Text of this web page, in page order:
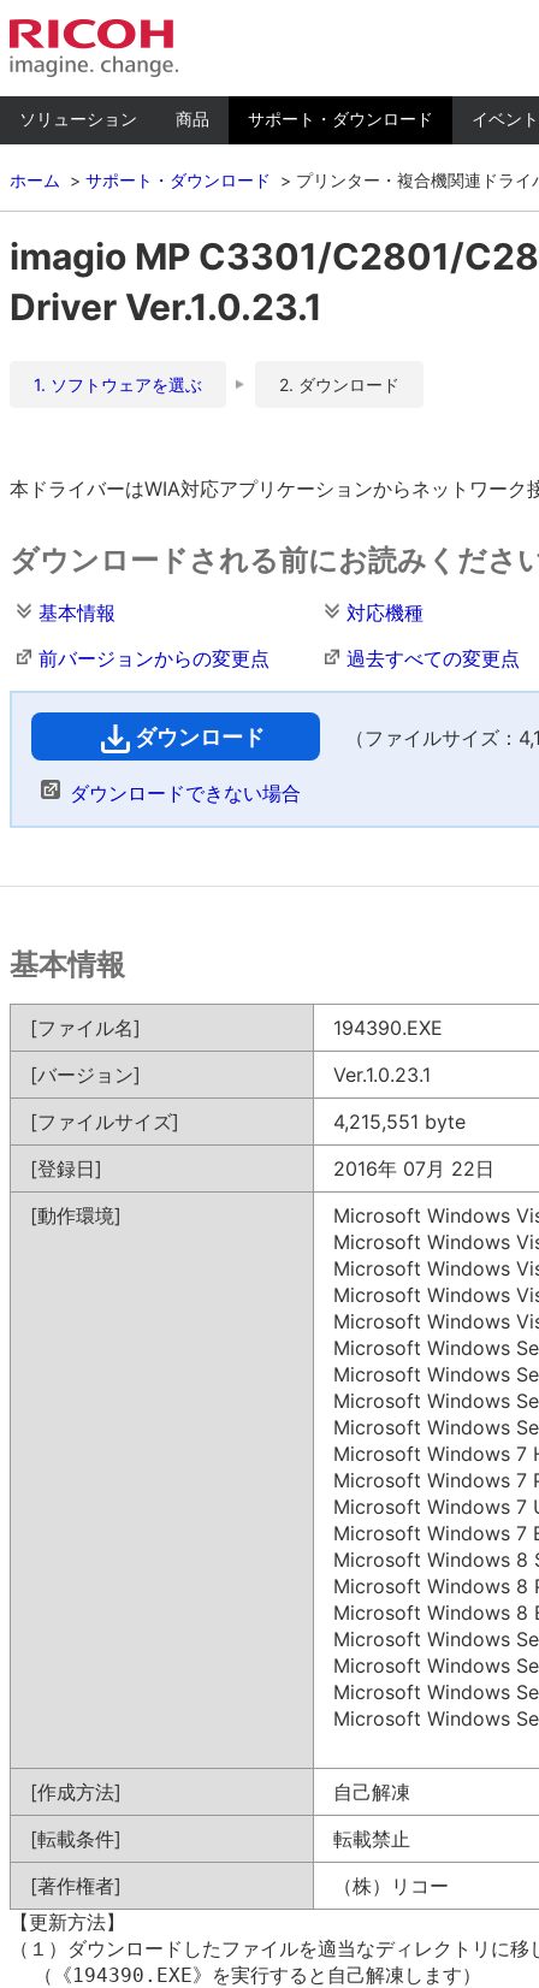
ソリューション 商品 サポート・ダウンロード イベン
ホーム サポート・ダウンロード プリンター・複合機関連ドライ
imagio MP C3301/C2801/
Driver Ver.1.0.23.1
1. ソフトウェアを選ぶ 2. ダウンロード
本ドライバーはWIA対応アプリケーションからネットワー
ダウンロードされる前にお読みくださ
基本情報
対応機種
前バージョンからの変更点
過去すべての変更点
ダウンロード （ファイルサイズ：
ダウンロードできない場合
基本情報
[ファイル名]
194390.EXE
[バージョン]
Ver.1.0.23.1
[ファイルサイズ]
4,215,551 byte
[登録日]
2016年 07月 22日
[動作環境]
Microsoft Windows
Microsoft Windows
Microsoft Windows
Microsoft Windows
Microsoft Windows
Microsoft Windows
Microsoft Windows
Microsoft Windows
Microsoft Windows
Microsoft Windows 7
Microsoft Windows 7
Microsoft Windows 7
Microsoft Windows 7
Microsoft Windows 8
Microsoft Windows 8
Microsoft Windows 8
Microsoft Windows
Microsoft Windows
Microsoft Windows
Microsoft Windows
[作成方法]
自己解凍
[転載条件]
転載禁止
[著作権者]
（株）リコー
【更新方法】
（１）ダウンロードしたファイルを適当なディレクトリに
  （《194390.EXE》を実行すると自己解凍します）